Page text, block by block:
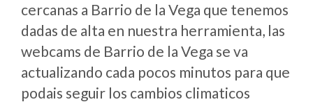
cercanas a Barrio de la Vega que tenemos
dadas de alta en nuestra herramienta, las
webcams de Barrio de la Vega se va
actualizando cada pocos minutos para que
podais seguir los cambios climaticos